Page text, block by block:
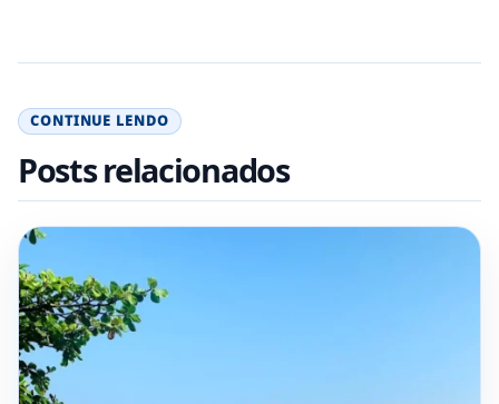
CONTINUE LENDO
Posts relacionados